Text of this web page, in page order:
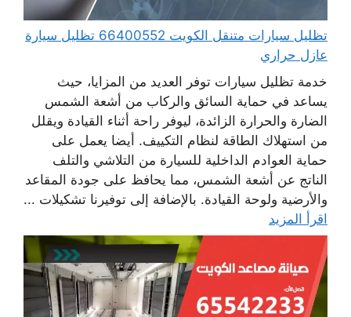
تظليل سيارات متنقل الكويت 66400552 تظليل سيارة
عازل حراري
خدمة تظليل سيارات توفر العديد من المزايا، حيث
يساعد في حماية السائق والركاب من أشعة الشمس
الضارة والحرارة الزائدة، ليوفر راحة أثناء القيادة ويقلل
من استهلاك الطاقة لنظام التكييف. أيضا يعمل على
حماية العوادم الداخلية للسيارة من التلاشي والتلف
الناتج عن أشعة الشمس، مما يحافظ على جودة المقاعد
والأرضية ولوحة القيادة. بالإضافة إلى توفيرنا تشكيلات ...
اقرأ المزيد